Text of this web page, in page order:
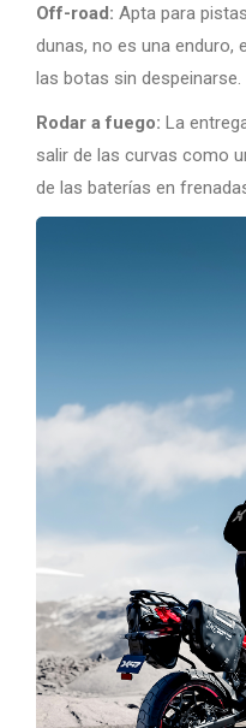
Off-road: Apta para
dunas, no es una enduro,
las botas sin despeinarse.
Rodar a fuego: La
salir de las curvas como
de las baterías en